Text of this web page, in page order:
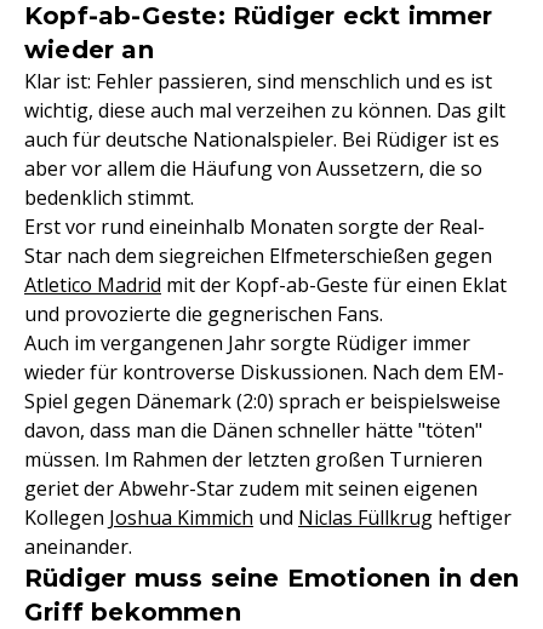
Kopf-ab-Geste: Rüdiger eckt immer
wieder an
Klar ist: Fehler passieren, sind menschlich und es ist
wichtig, diese auch mal verzeihen zu können. Das gilt
auch für deutsche Nationalspieler. Bei Rüdiger ist es
aber vor allem die Häufung von Aussetzern, die so
bedenklich stimmt.
Erst vor rund eineinhalb Monaten sorgte der Real-
Star nach dem siegreichen Elfmeterschießen gegen
Atletico Madrid mit der Kopf-ab-Geste für einen Eklat
und provozierte die gegnerischen Fans.
Auch im vergangenen Jahr sorgte Rüdiger immer
wieder für kontroverse Diskussionen. Nach dem EM-
Spiel gegen Dänemark (2:0) sprach er beispielsweise
davon, dass man die Dänen schneller hätte "töten"
müssen. Im Rahmen der letzten großen Turnieren
geriet der Abwehr-Star zudem mit seinen eigenen
Kollegen Joshua Kimmich und Niclas Füllkrug heftiger
aneinander.
Rüdiger muss seine Emotionen in den
Griff bekommen